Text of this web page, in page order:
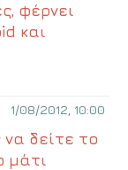
φέρνει
και
1/08/2012, 10:00
δείτε το
μάτι